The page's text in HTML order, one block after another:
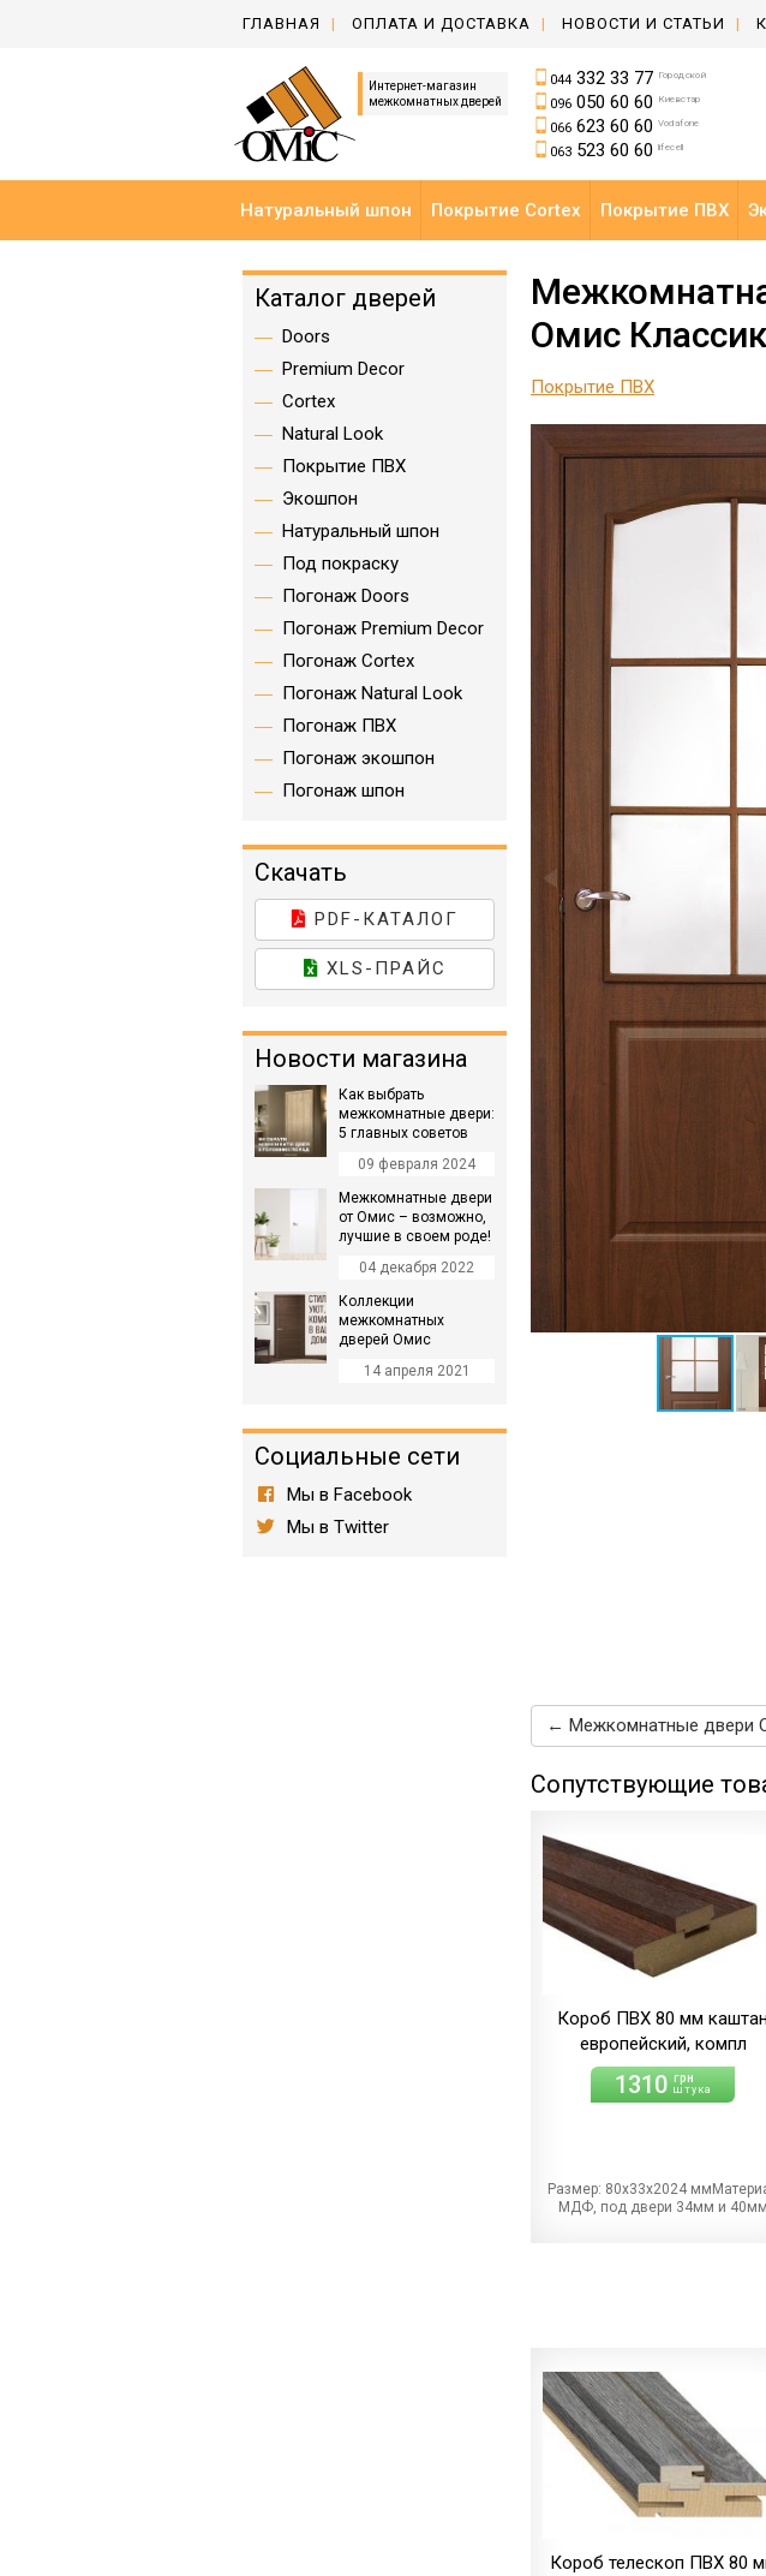
ГЛАВНАЯ ОПЛАТА И ДОСТАВКА НОВОСТИ И СТАТЬИ
Интернет-магазин
межкомнатных дверей
044332 33 77 Городской
096050 60 60 Киевстар
066623 60 60 Vodafone
063523 60 60 lifecell
Натуральный шпон Покрытие Cortex Покрытие ПВХ
Омис
Покрытие ПВХ
Сопутствующие
Короб ПВХ 80 мм каштан
европейский, компл
1310 грн
штука
Размер: 80х33х2024
МДФ, под двери 34мм и 40мм
Короб телескоп ПВХ 80
Каталог дверей
Doors
Premium Decor
Cortex
Natural Look
Покрытие ПВХ
Экошпон
Натуральный шпон
Под покраску
Погонаж Doors
Погонаж Premium Decor
Погонаж Cortex
Погонаж Natural Look
Погонаж ПВХ
Погонаж экошпон
Погонаж шпон
Скачать
PDF-КАТАЛОГ
XLS-ПРАЙС
Новости магазина
Как выбрать
межкомнатные двери:
5 главных советов
09 февраля 2024
Межкомнатные двери
от Омис – возможно,
лучшие в своем роде!
04 декабря 2022
Коллекции
межкомнатных
дверей Омис
14 апреля 2021
Социальные сети
Мы в Facebook
Мы в Twitter